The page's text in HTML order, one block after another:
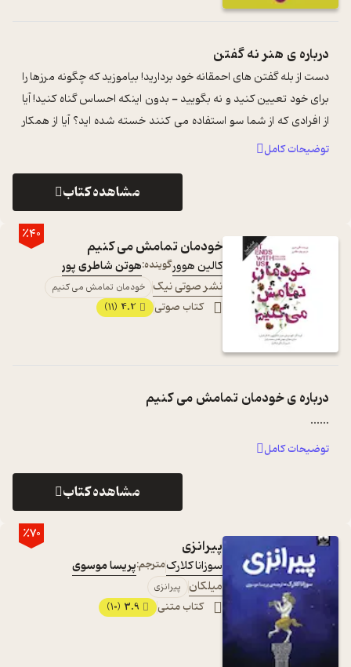
درباره ی هنر نه گفتن
دست از بله گفتن های احمقانه خود بردارید! بیاموزید که چگونه مرزها را
برای خود تعیین کنید و نه بگویید - بدون اینکه احساس گناه کنید! آیا
از افرادی که از شما سو استفاده می کنند خسته شده اید؟ آیا از همکار
...
...
توضیحات کامل
مشاهده کتاب
٪40
خودمان تمامش می کنیم
کالین هوورگوینده:هوتن شاطری پور
نشر صوتی نیک خودمان تمامش می کنیم
کتاب صوتی 4.2
(11)
درباره یخودمان تمامش می کنیم
...
...
توضیحات کامل
مشاهده کتاب
٪70
پیرانزی
سوزانا کلارکمترجم:پریسا موسوی
میلکان
پیرانزی
کتاب متنی 3.9
(10)